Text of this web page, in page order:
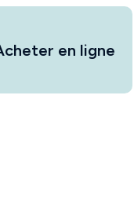
en ligne